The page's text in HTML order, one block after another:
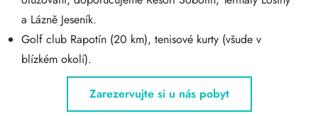
a Lázně Jeseník.
Golf club Rapotín (20 km), tenisové kurty (všude v
blízkém okolí).
Zarezervujte si u nás pobyt